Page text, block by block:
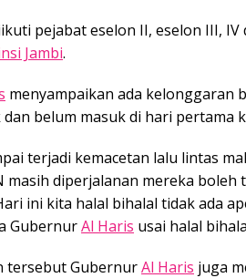
pejabat eselon II, eselon III,
Jambi.
menyampaikan ada kelonggaran
belum masuk di hari pertama
terjadi kemacetan lalu lintas
masih diperjalanan mereka
ini kita halal bihalal tidak ada
GubernurAl Haris usai halal
tersebut GubernurAl Haris juga